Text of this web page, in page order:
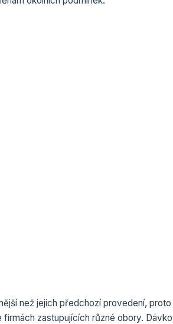
než jejich předchozí provedení, proto
zastupujících různé obory.